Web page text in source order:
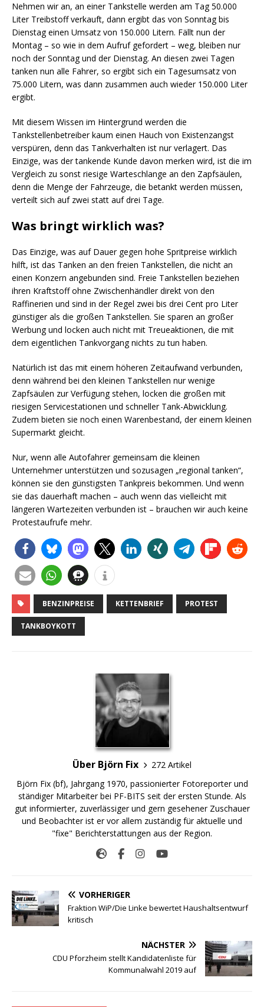
Nehmen wir an, an einer Tankstelle werden am Tag 50.000
Liter Treibstoff verkauft, dann ergibt das von Sonntag bis
Dienstag einen Umsatz von 150.000 Litern. Fällt nun der
Montag – so wie in dem Aufruf gefordert – weg, bleiben nur
noch der Sonntag und der Dienstag. An diesen zwei Tagen
tanken nun alle Fahrer, so ergibt sich ein Tagesumsatz von
75.000 Litern, was dann zusammen auch wieder 150.000 Liter
ergibt.
Mit diesem Wissen im Hintergrund werden die
Tankstellenbetreiber kaum einen Hauch von Existenzangst
verspüren, denn das Tankverhalten ist nur verlagert. Das
Einzige, was der tankende Kunde davon merken wird, ist die im
Vergleich zu sonst riesige Warteschlange an den Zapfsäulen,
denn die Menge der Fahrzeuge, die betankt werden müssen,
verteilt sich auf zwei statt auf drei Tage.
Was bringt wirklich was?
Das Einzige, was auf Dauer gegen hohe Spritpreise wirklich
hilft, ist das Tanken an den freien Tankstellen, die nicht an
einen Konzern angebunden sind. Freie Tankstellen beziehen
ihren Kraftstoff ohne Zwischenhändler direkt von den
Raffinerien und sind in der Regel zwei bis drei Cent pro Liter
günstiger als die großen Tankstellen. Sie sparen an großer
Werbung und locken auch nicht mit Treueaktionen, die mit
dem eigentlichen Tankvorgang nichts zu tun haben.
Natürlich ist das mit einem höheren Zeitaufwand verbunden,
denn während bei den kleinen Tankstellen nur wenige
Zapfsäulen zur Verfügung stehen, locken die großen mit
riesigen Servicestationen und schneller Tank-Abwicklung.
Zudem bieten sie noch einen Warenbestand, der einem kleinen
Supermarkt gleicht.
Nur, wenn alle Autofahrer gemeinsam die kleinen
Unternehmer unterstützen und sozusagen „regional tanken“,
können sie den günstigsten Tankpreis bekommen. Und wenn
sie das dauerhaft machen – auch wenn das vielleicht mit
längeren Wartezeiten verbunden ist – brauchen wir auch keine
Protestaufrufe mehr.
BENZINPREISE KETTENBRIEF PROTEST
TANKBOYKOTT
Über Björn Fix
272 Artikel
Björn Fix (bf), Jahrgang 1970, passionierter Fotoreporter und
ständiger Mitarbeiter bei PF-BITS seit der ersten Stunde. Als
gut informierter, zuverlässiger und gern gesehener Zuschauer
und Beobachter ist er vor allem zuständig für aktuelle und
"fixe" Berichterstattungen aus der Region.
VORHERIGER
Fraktion WiP/Die Linke bewertet Haushaltsentwurf
kritisch
NÄCHSTER
CDU Pforzheim stellt Kandidatenliste für
Kommunalwahl 2019 auf